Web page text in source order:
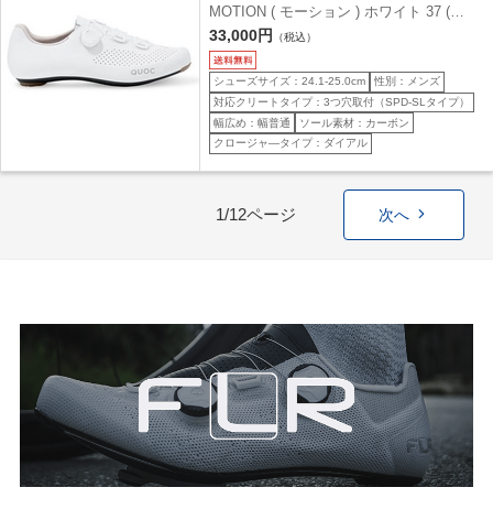
MOTION ( モーション ) ホワイト 37 (
24.2cm )
33,000円 （税込）
シューズサイズ：24.1-25.0cm
性別：メンズ
対応クリートタイプ：3つ穴取付（SPD-SLタイプ）
幅広め：幅普通
ソール素材：カーボン
クロージャ―タイプ：ダイアル
1/12ページ 次へ